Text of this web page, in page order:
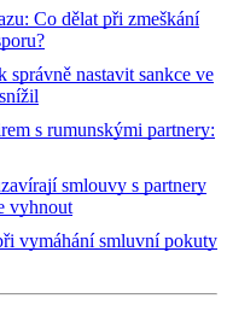
Co dělat při zmeškání
nastavit sankce ve
s rumunskými partnery:
smlouvy s partnery
vyhnout
vymáhání smluvní pokuty